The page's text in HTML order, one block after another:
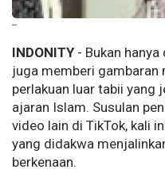
--
INDONITY- Bukan hanya
juga memberi gambaran
perlakuan luar tabii yang
ajaran Islam. Susulan
video lain di TikTok, kali
yang didakwa
berkenaan.